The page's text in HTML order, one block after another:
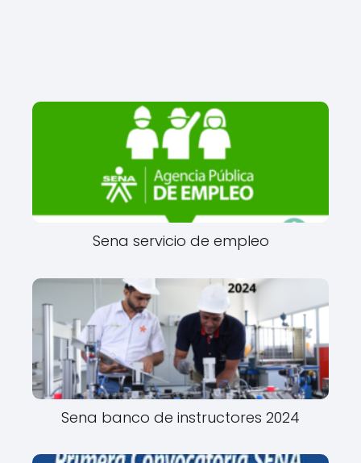
Sena servicio de empleo
Sena banco de instructores 2024